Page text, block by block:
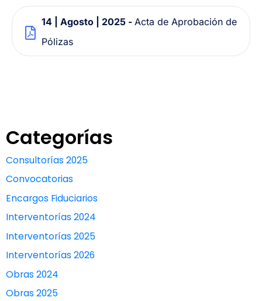
Categorías
Consultorías 2025
Convocatorias
Encargos Fiduciarios
Interventorías 2024
Interventorías 2025
Interventorías 2026
Obras 2024
Obras 2025
14 | Agosto | 2025 - Acta de Aprobación de
Pólizas